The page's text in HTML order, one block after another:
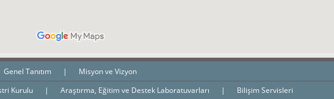
Genel Tanıtım |
Misyon ve Vizyon
Kurulu | Araştırma, Eğitim ve Destek Laboratuvarları | Bilişim Servisleri